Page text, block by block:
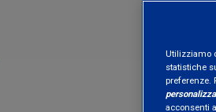
Utilizziamo
statistiche
preferenze.
personalizza
acconsenti